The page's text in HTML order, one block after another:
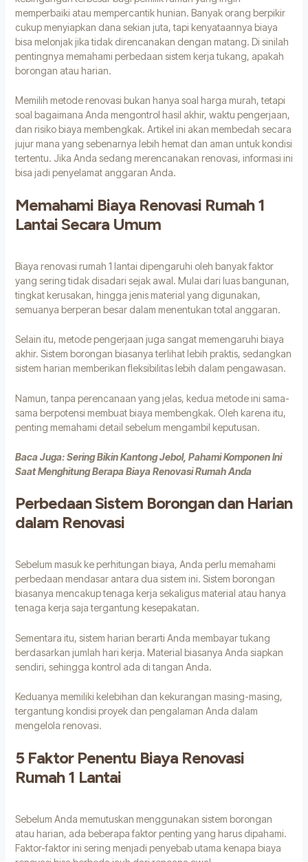
memperbaiki atau mempercantik hunian. Banyak orang berpikir
cukup menyiapkan dana sekian juta, tapi kenyataannya biaya
bisa melonjak jika tidak direncanakan dengan matang. Di sinilah
pentingnya memahami perbedaan sistem kerja tukang, apakah
borongan atau harian.
Memilih metode renovasi bukan hanya soal harga murah, tetapi
soal bagaimana Anda mengontrol hasil akhir, waktu pengerjaan,
dan risiko biaya membengkak. Artikel ini akan membedah secara
jujur mana yang sebenarnya lebih hemat dan aman untuk kondisi
tertentu. Jika Anda sedang merencanakan renovasi, informasi ini
bisa jadi penyelamat anggaran Anda.
Memahami Biaya Renovasi Rumah 1
Lantai Secara Umum
Biaya renovasi rumah 1 lantai dipengaruhi oleh banyak faktor
yang sering tidak disadari sejak awal. Mulai dari luas bangunan,
tingkat kerusakan, hingga jenis material yang digunakan,
semuanya berperan besar dalam menentukan total anggaran.
Selain itu, metode pengerjaan juga sangat memengaruhi biaya
akhir. Sistem borongan biasanya terlihat lebih praktis, sedangkan
sistem harian memberikan fleksibilitas lebih dalam pengawasan.
Namun, tanpa perencanaan yang jelas, kedua metode ini sama-
sama berpotensi membuat biaya membengkak. Oleh karena itu,
penting memahami detail sebelum mengambil keputusan.
Baca Juga:Sering Bikin Kantong Jebol, Pahami Komponen Ini
Saat Menghitung Berapa Biaya Renovasi Rumah Anda
Perbedaan Sistem Borongan dan Harian
dalam Renovasi
Sebelum masuk ke perhitungan biaya, Anda perlu memahami
perbedaan mendasar antara dua sistem ini. Sistem borongan
biasanya mencakup tenaga kerja sekaligus material atau hanya
tenaga kerja saja tergantung kesepakatan.
Sementara itu, sistem harian berarti Anda membayar tukang
berdasarkan jumlah hari kerja. Material biasanya Anda siapkan
sendiri, sehingga kontrol ada di tangan Anda.
Keduanya memiliki kelebihan dan kekurangan masing-masing,
tergantung kondisi proyek dan pengalaman Anda dalam
mengelola renovasi.
5 Faktor Penentu Biaya Renovasi
Rumah 1 Lantai
Sebelum Anda memutuskan menggunakan sistem borongan
atau harian, ada beberapa faktor penting yang harus dipahami.
Faktor-faktor ini sering menjadi penyebab utama kenapa biaya